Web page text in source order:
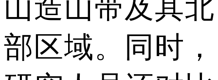
山造山带及其北
部区域。同时，